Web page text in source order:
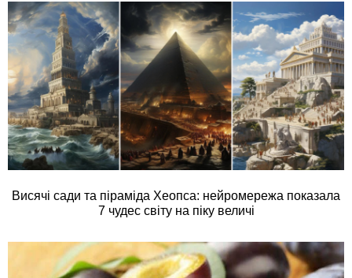
Висячі сади та піраміда Хеопса: нейромережа показала
7 чудес світу на піку величі